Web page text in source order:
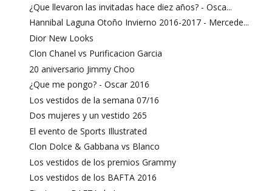
¿Que llevaron las invitadas hace diez años? - Osca...
Hannibal Laguna Otoño Invierno 2016-2017 - Mercede...
Dior New Looks
Clon Chanel vs Purificacion Garcia
20 aniversario Jimmy Choo
¿Que me pongo? - Oscar 2016
Los vestidos de la semana 07/16
Dos mujeres y un vestido 265
El evento de Sports Illustrated
Clon Dolce & Gabbana vs Blanco
Los vestidos de los premios Grammy
Los vestidos de los BAFTA 2016